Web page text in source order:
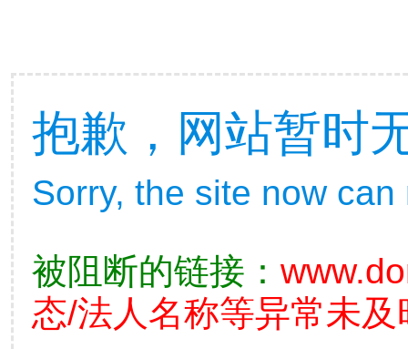
抱歉，网站暂时
Sorry, the site now
被阻断的链接：
态/法人名称等异常未及